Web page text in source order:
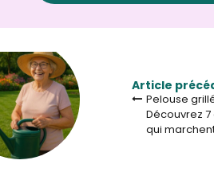
Article
Pelouse
Découvrez
qui